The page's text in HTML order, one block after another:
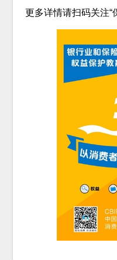
更多详情请扫码关注“